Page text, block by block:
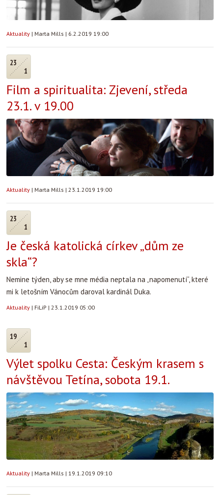
Aktuality | Marta Mills | 6.2.2019 19:00
23
1
Film a spiritualita: Zjevení, středa
23.1. v 19.00
Aktuality | Marta Mills | 23.1.2019 19:00
23
1
Je česká katolická církev „dům ze
skla“?
Nemine týden, aby se mne média neptala na „napomenutí“, které
mi k letošním Vánocům daroval kardinál Duka.
Aktuality | FiLiP | 23.1.2019 05:00
19
1
Výlet spolku Cesta: Českým krasem s
návštěvou Tetína, sobota 19.1.
Aktuality | Marta Mills | 19.1.2019 09:10